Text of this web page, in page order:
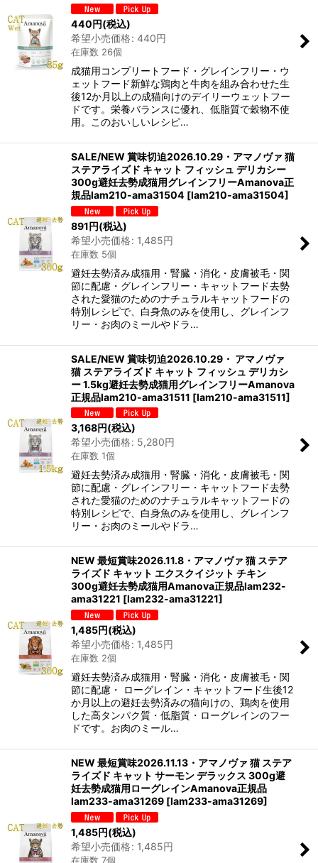
440円(税込)
希望小売価格: 440円
在庫数 26個
成猫用コンプリートフード・グレインフリー・ウ
ェットフード新鮮な鶏肉と牛肉を組み合わせた生
後12か月以上の成猫向けのデイリーウェットフー
ドです。栄養バランスに優れ、低脂質で穀物不使
用。このおいしいレシピ…
SALE/NEW 賞味切迫2026.10.29・アマノヴァ 猫
ステアライズド キャット フィッシュ デリカシー
300g避妊去勢成猫用グレインフリーAmanova正
規品lam210-ama31504 [lam210-ama31504]
891円(税込)
希望小売価格: 1,485円
在庫数 5個
避妊去勢済み成猫用・腎臓・消化・皮膚被毛・関
節に配慮・グレインフリー・キャットフード去勢
された愛猫のためのナチュラルキャットフードの
特別レシピで、白身魚のみを使用し、グレインフ
リー・お肉のミールやドラ…
SALE/NEW 賞味切迫2026.10.29・ アマノヴァ
猫 ステアライズド キャット フィッシュ デリカシ
ー 1.5kg避妊去勢成猫用グレインフリーAmanova
正規品lam210-ama31511 [lam210-ama31511]
3,168円(税込)
希望小売価格: 5,280円
在庫数 1個
避妊去勢済み成猫用・腎臓・消化・皮膚被毛・関
節に配慮・グレインフリー・キャットフード去勢
された愛猫のためのナチュラルキャットフードの
特別レシピで、白身魚のみを使用し、グレインフ
リー・お肉のミールやドラ…
NEW 最短賞味2026.11.8・アマノヴァ 猫 ステア
ライズド キャット エクスクイジット チキン
300g避妊去勢成猫用Amanova正規品lam232-
ama31221 [lam232-ama31221]
1,485円(税込)
希望小売価格: 1,485円
在庫数 2個
避妊去勢済み成猫用・腎臓・消化・皮膚被毛・関
節に配慮・ ローグレイン・キャットフード生後12
か月以上の避妊去勢済みの猫向けの、鶏肉を使用
した高タンパク質・低脂質・ローグレインのフー
ドです。お肉のミール…
NEW 最短賞味2026.11.13・アマノヴァ 猫 ステア
ライズド キャット サーモン デラックス 300g避
妊去勢成猫用ローグレインAmanova正規品
lam233-ama31269 [lam233-ama31269]
1,485円(税込)
希望小売価格: 1,485円
在庫数 7個